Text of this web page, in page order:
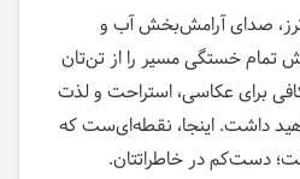
صدای آرامش‌بخش آب و
تمام خستگی مسیر را از تن‌تان
برای عکاسی، استراحت و لذت
داشت. اینجا، نقطه‌ای‌ست که
دست‌کم در خاطراتتان.